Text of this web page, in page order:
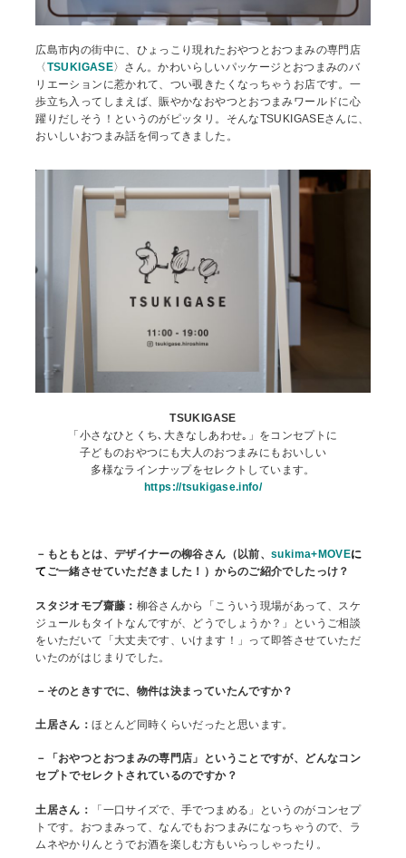
広島市内の街中に、ひょっこり現れたおやつとおつまみの専門店
〈 TSUKIGASE〉さん。かわいらしいパッケージとおつまみのバ
リエーションに惹かれて、つい覗きたくなっちゃうお店です。一
歩立ち入ってしまえば、賑やかなおやつとおつまみワールドに心
躍りだしそう！というのがピッタリ。そんなTSUKIGASEさんに、
おいしいおつまみ話を伺ってきました。
TSUKIGASE
「小さなひとくち､大きなしあわせ｡」をコンセプトに
子どものおやつにも大人のおつまみにもおいしい
多様なラインナップをセレクトしています。
https://tsukigase.info/
－もともとは、デザイナーの柳谷さん（以前、sukima+MOVEに
て ご一緒させていただきました！）からのご紹介でしたっけ？
スタジオモブ齋藤： 柳谷さんから「こういう現場があって、スケ
ジュールもタイトなんですが、どうでしょうか？」というご相談
をいただいて「大丈夫です、いけます！」って即答させていただ
いたのがはじまりでした。
－そのときすでに、物件は決まっていたんですか？
土居さん：ほとんど同時くらいだったと思います。
－「おやつとおつまみの専門店」ということですが、どんなコン
セプトでセレクトされているのですか？
土居さん：
「一口サイズで、手でつまめる」というのがコンセプ
トです。おつまみって、なんでもおつまみになっちゃうので、ラ
ムネやかりんとうでお酒を楽しむ方もいらっしゃったり。